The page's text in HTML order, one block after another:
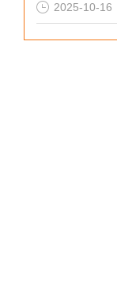
2025-10-16